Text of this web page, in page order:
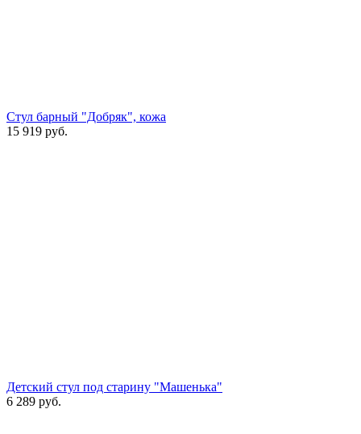
Стул барный "Добряк", кожа
15 919 руб.
Детский стул под старину "Машенька"
6 289 руб.